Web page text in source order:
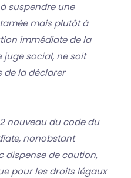
suspendre une
mais plutôt à
immédiate de la
social, ne soit
de la déclarer
nouveau du code du
nonobstant
dispense de caution,
pour les droits légaux